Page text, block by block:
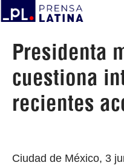
Presidenta
cuestiona
recientes
Ciudad de México, 3